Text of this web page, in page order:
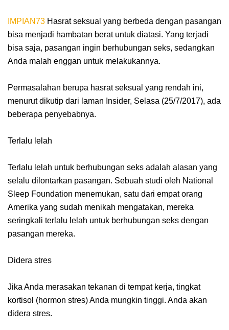
IMPIAN73 Hasrat seksual yang berbeda dengan pasangan
bisa menjadi hambatan berat untuk diatasi. Yang terjadi
bisa saja, pasangan ingin berhubungan seks, sedangkan
Anda malah enggan untuk melakukannya.
Permasalahan berupa hasrat seksual yang rendah ini,
menurut dikutip dari laman Insider, Selasa (25/7/2017), ada
beberapa penyebabnya.
Terlalu lelah
Terlalu lelah untuk berhubungan seks adalah alasan yang
selalu dilontarkan pasangan. Sebuah studi oleh National
Sleep Foundation menemukan, satu dari empat orang
Amerika yang sudah menikah mengatakan, mereka
seringkali terlalu lelah untuk berhubungan seks dengan
pasangan mereka.
Didera stres
Jika Anda merasakan tekanan di tempat kerja, tingkat
kortisol (hormon stres) Anda mungkin tinggi. Anda akan
didera stres.